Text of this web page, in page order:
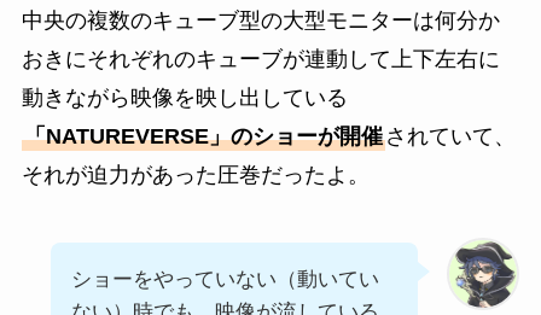
中央の複数のキューブ型の大型モニターは何分か
おきにそれぞれのキューブが連動して上下左右に
動きながら映像を映し出している
「NATUREVERSE」のショーが開催されていて、
それが迫力があった圧巻だったよ。
ショーをやっていない（動いてい